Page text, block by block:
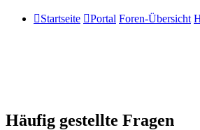
Startseite Portal Foren-Übersicht
Häufig gestellte Fragen